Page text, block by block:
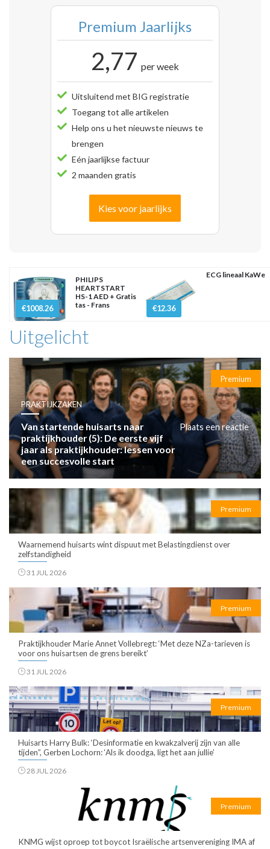
Premium Jaarlijks
2,77 per week
Uitsluitend met BIG registratie
Toegang tot alle artikelen
Help ons u het nieuwste nieuws te
brengen
Eén jaarlijkse factuur
2 maanden gratis
Kies voor jaarlijks
€1008.26
PHILIPS
HEARTSTART
HS-1 AED + Gratis
tas - Frans
€12.36
ECG lineaal KaWe
Uitgelicht
Premium
PRAKTIJKZAKEN
Van startende huisarts naar
praktijkhouder (5): De eerste vijf
jaar als praktijkhouder: lessen voor
een succesvolle start
Plaats een reactie
Premium
Waarnemend huisarts wint dispuut met Belastingdienst over
zelfstandigheid
31 JUL 2026
Premium
Praktijkhouder Marie Annet Vollebregt: ‘Met deze NZa-tarieven is
voor ons huisartsen de grens bereikt’
31 JUL 2026
Premium
Huisarts Harry Bulk: ‘Desinformatie en kwakzalverij zijn van alle
tijden”, Gerben Lochorn: ‘Als ik doodga, ligt het aan jullie’
28 JUL 2026
Premium
KNMG wijst oproep tot boycot Israëlische artsenvereniging IMA af